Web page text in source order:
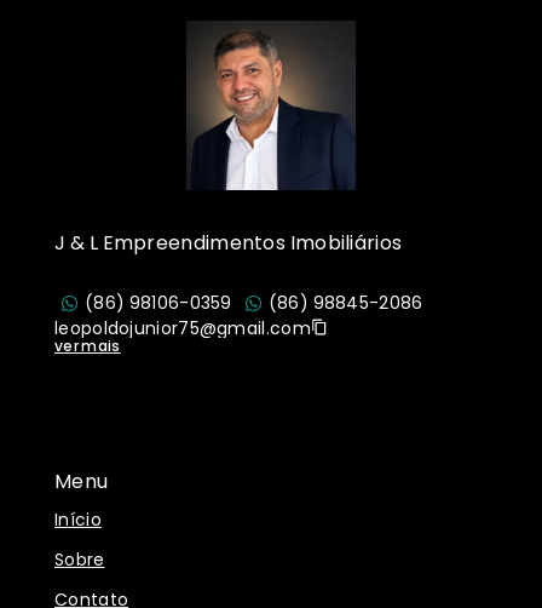
Menu
Início
Sobre
Contato
J & L Empreendimentos Imobiliários
(86) 98106-0359
(86) 98845-2086
leopoldojunior75@gmail.com
ver mais